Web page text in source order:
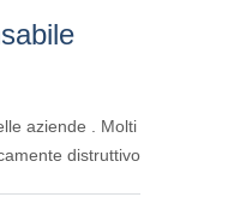
aziende . Molti
distruttivo